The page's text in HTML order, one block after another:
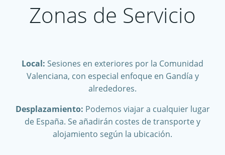
Zonas de Servicio
Local: Sesiones en exteriores por la Comunidad
Valenciana, con especial enfoque en Gandía y
alrededores.
Desplazamiento: Podemos viajar a cualquier lugar
de España. Se añadirán costes de transporte y
alojamiento según la ubicación.